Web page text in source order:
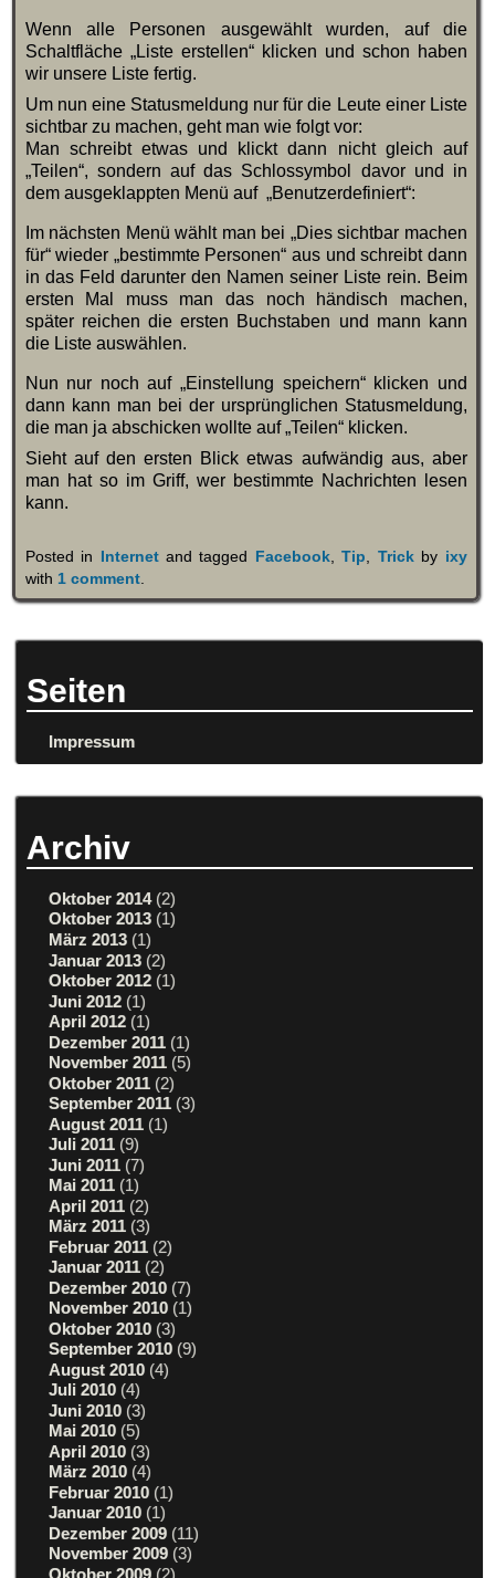
Wenn alle Personen ausgewählt wurden, auf die
Schaltfläche „Liste erstellen“ klicken und schon haben
wir unsere Liste fertig.
Um nun eine Statusmeldung nur für die Leute einer Liste
sichtbar zu machen, geht man wie folgt vor:
Man schreibt etwas und klickt dann nicht gleich auf
„Teilen“, sondern auf das Schlossymbol davor und in
dem ausgeklappten Menü auf „Benutzerdefiniert“:
Im nächsten Menü wählt man bei „Dies sichtbar machen
für“ wieder „bestimmte Personen“ aus und schreibt dann
in das Feld darunter den Namen seiner Liste rein. Beim
ersten Mal muss man das noch händisch machen,
später reichen die ersten Buchstaben und mann kann
die Liste auswählen.
Nun nur noch auf „Einstellung speichern“ klicken und
dann kann man bei der ursprünglichen Statusmeldung,
die man ja abschicken wollte auf „Teilen“ klicken.
Sieht auf den ersten Blick etwas aufwändig aus, aber
man hat so im Griff, wer bestimmte Nachrichten lesen
kann.
Posted in Internetand tagged Facebook,Tip Trickby ixy
with 1 comment.
Seiten
Impressum
Archiv
Oktober 2014(2)
Oktober 2013 (1)
März 2013 (1)
Januar 2013 (2)
Oktober 2012 (1)
Juni 2012 (1)
April 2012 (1)
Dezember 2011 (1)
November 2011 (5)
Oktober 2011 (2)
September 2011 (3)
August 2011 (1)
Juli 2011 (9)
Juni 2011 (7)
Mai 2011 (1)
April 2011 (2)
März 2011 (3)
Februar 2011 (2)
Januar 2011 (2)
Dezember 2010 (7)
November 2010 (1)
Oktober 2010 (3)
September 2010 (9)
August 2010 (4)
Juli 2010 (4)
Juni 2010 (3)
Mai 2010 (5)
April 2010 (3)
März 2010 (4)
Februar 2010 (1)
Januar 2010 (1)
Dezember 2009 (11)
November 2009 (3)
Oktober 2009 (2)